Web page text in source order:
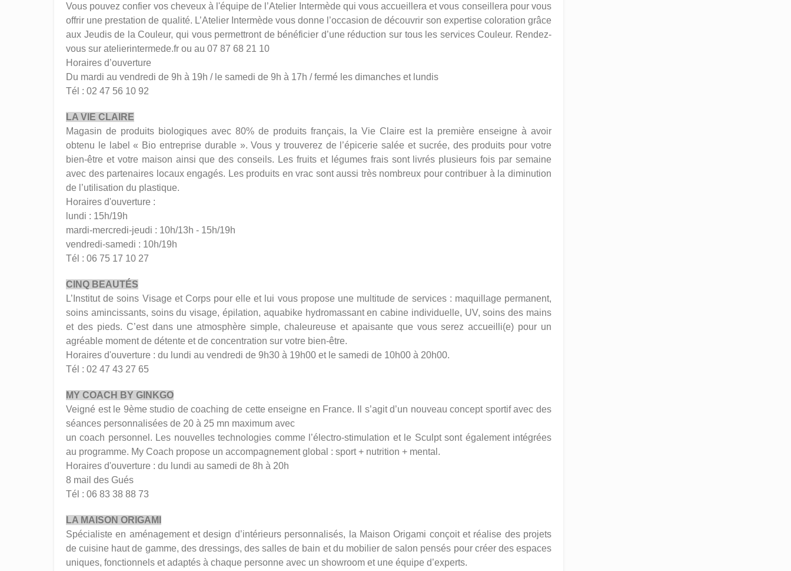
Vous pouvez confier vos cheveux à l'équipe de l’Atelier Intermède qui vous accueillera et vous conseillera pour vous
offrir une prestation de qualité. L’Atelier Intermède vous donne l’occasion de découvrir son expertise coloration grâce
aux Jeudis de la Couleur, qui vous permettront de bénéficier d’une réduction sur tous les services Couleur. Rendez-
vous sur atelierintermede.fr ou au 07 87 68 21 10
Horaires d’ouverture
Du mardi au vendredi de 9h à 19h / le samedi de 9h à 17h / fermé les dimanches et lundis
Tél : 02 47 56 10 92
LA VIE CLAIRE
Magasin de produits biologiques avec 80% de produits français, la Vie Claire est la première enseigne à avoir
obtenu le label « Bio entreprise durable ». Vous y trouverez de l’épicerie salée et sucrée, des produits pour votre
bien-être et votre maison ainsi que des conseils. Les fruits et légumes frais sont livrés plusieurs fois par semaine
avec des partenaires locaux engagés. Les produits en vrac sont aussi très nombreux pour contribuer à la diminution
de l’utilisation du plastique.
Horaires d'ouverture :
lundi : 15h/19h
mardi-mercredi-jeudi : 10h/13h - 15h/19h
vendredi-samedi : 10h/19h
Tél : 06 75 17 10 27
CINQ BEAUTÉS
L’Institut de soins Visage et Corps pour elle et lui vous propose une multitude de services : maquillage permanent,
soins amincissants, soins du visage, épilation, aquabike hydromassant en cabine individuelle, UV, soins des mains
et des pieds. C’est dans une atmosphère simple, chaleureuse et apaisante que vous serez accueilli(e) pour un
agréable moment de détente et de concentration sur votre bien-être.
Horaires d'ouverture : du lundi au vendredi de 9h30 à 19h00 et le samedi de 10h00 à 20h00.
Tél : 02 47 43 27 65
MY COACH BY GINKGO
Veigné est le 9ème studio de coaching de cette enseigne en France. Il s’agit d’un nouveau concept sportif avec des
séances personnalisées de 20 à 25 mn maximum avec
un coach personnel. Les nouvelles technologies comme l’électro-stimulation et le Sculpt sont également intégrées
au programme. My Coach propose un accompagnement global : sport + nutrition + mental.
Horaires d'ouverture : du lundi au samedi de 8h à 20h
8 mail des Gués
Tél : 06 83 38 88 73
LA MAISON ORIGAMI
Spécialiste en aménagement et design d’intérieurs personnalisés, la Maison Origami conçoit et réalise des projets
de cuisine haut de gamme, des dressings, des salles de bain et du mobilier de salon pensés pour créer des espaces
uniques, fonctionnels et adaptés à chaque personne avec un showroom et une équipe d’experts.